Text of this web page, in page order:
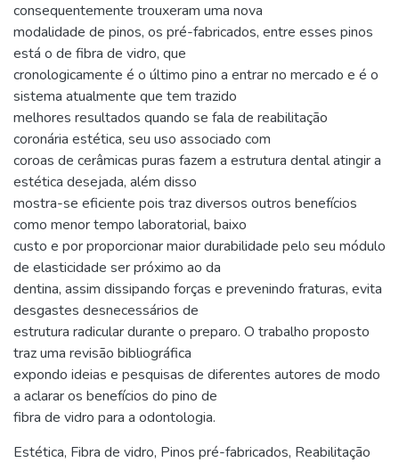
consequentemente trouxeram uma nova
modalidade de pinos, os pré-fabricados, entre esses pinos
está o de fibra de vidro, que
cronologicamente é o último pino a entrar no mercado e é o
sistema atualmente que tem trazido
melhores resultados quando se fala de reabilitação
coronária estética, seu uso associado com
coroas de cerâmicas puras fazem a estrutura dental atingir a
estética desejada, além disso
mostra-se eficiente pois traz diversos outros benefícios
como menor tempo laboratorial, baixo
custo e por proporcionar maior durabilidade pelo seu módulo
de elasticidade ser próximo ao da
dentina, assim dissipando forças e prevenindo fraturas, evita
desgastes desnecessários de
estrutura radicular durante o preparo. O trabalho proposto
traz uma revisão bibliográfica
expondo ideias e pesquisas de diferentes autores de modo
a aclarar os benefícios do pino de
fibra de vidro para a odontologia.
Estética, Fibra de vidro, Pinos pré-fabricados, Reabilitação